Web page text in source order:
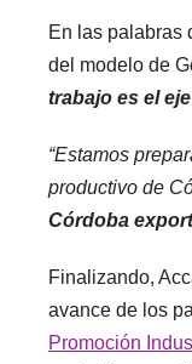
En las palabras
del modelo de
trabajo es el
“Estamos
productivo de
Córdoba
Finalizando,
avance de los
Promoción